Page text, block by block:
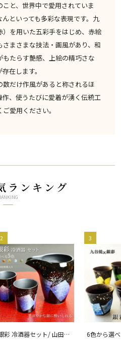
と、世界中で愛用されていま
といっても多彩な表現です。九
を用いた五彩手をはじめ、赤絵
まさまな技法・画風があり、和
たらす艶感、上絵の精巧さな
在します。
だけ作風があると称されるほ
、使うたびに愛着が湧く伝統工
愛用ください。
ランキング
2
彩 冷酒器セット/ 山田
3
6色から選